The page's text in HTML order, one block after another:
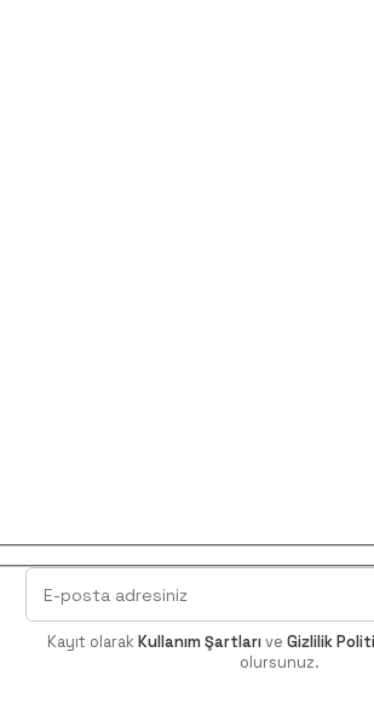
Kayıt olarak Kullanım Şartlarıve Gizlilik
olursunuz.